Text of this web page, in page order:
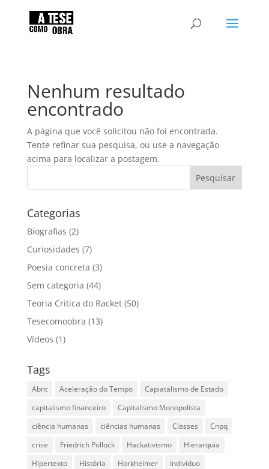
Nenhum resultado
encontrado
A página que você solicitou não foi encontrada.
Tente refinar sua pesquisa, ou use a navegação
acima para localizar a postagem.
Categorias
Biografias (2)
Curiosidades (7)
Poesia concreta (3)
Sem categoria (44)
Teoria Crítica do Racket(50)
Tesecomoobra (13)
Vídeos (1)
Tags
Abnt Aceleração do Tempo
Capiatalismo de Estado
capitalismo financeiro
Capitalismo Monopolista
ciência humanas
ciências humanas Classes
Cnpq
crise
Friedrich Pollock Hackativismo
Hierarquia
Hipertexto
História Horkheimer
Indivíduo